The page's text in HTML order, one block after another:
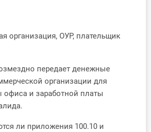
организация, ОУР, плательщик
передает денежные
организации для
и заработной платы
ли приложения 100.10 и